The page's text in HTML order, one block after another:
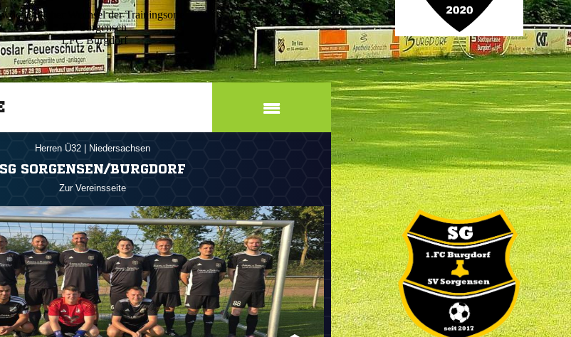
wöchentlicher Wechsel der Trainingsorte
SV Sorgensen
1.FC Burgdorf